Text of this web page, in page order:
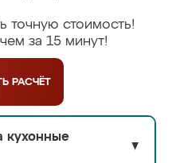
точную стоимость!
за 15 минут!
РАСЧЁТ
кухонные
▼